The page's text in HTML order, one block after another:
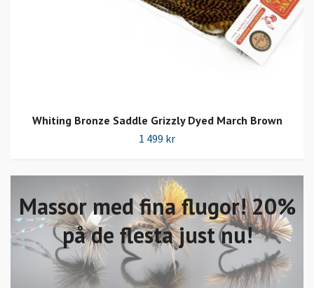
Massor med fina flugor! 20%
på de flesta just nu!
Whiting Bronze Saddle Grizzly Dyed March Brown
1 499 kr